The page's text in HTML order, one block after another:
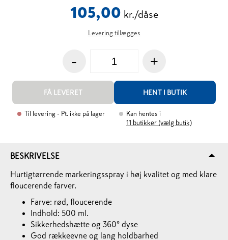
105,00 kr./dåse
Levering tillægges
- +
FÅ LEVERET HENT I BUTIK
Til levering - Pt. ikke på lager
Kan hentes i
11 butikker (vælg butik)
BESKRIVELSE
Hurtigtørrende markeringsspray i høj kvalitet og med klare
floucerende farver.
Farve: rød, floucerende
Indhold: 500 ml.
Sikkerhedshætte og 360° dyse
God rækkeevne og lang holdbarhed